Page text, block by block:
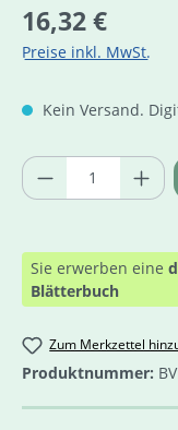
Regulärer Preis:
16,32 €
Preise inkl. MwSt.
Kein Versand.
Produkt
Sie erwerben eine
Blätterbuch
Zum Merkzettel
Produktnummer: